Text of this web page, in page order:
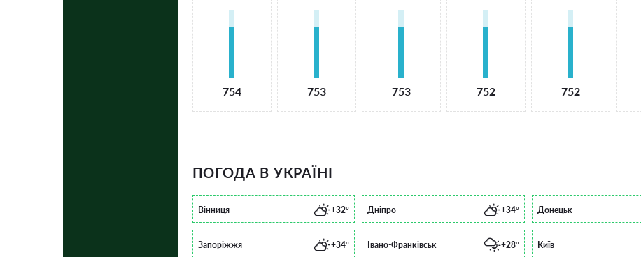
754 753 753 752 752
ПОГОДА В УКРАЇНІ
Вінниця +32° Дніпро +34° Донецьк
Запоріжжя +34° Івано-Франківськ +28° Київ